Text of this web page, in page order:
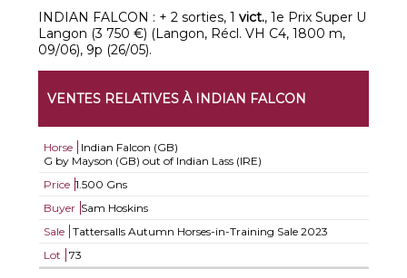
INDIAN FALCON : + 2 sorties, 1 vict., 1e Prix Super U
Langon (3 750 €) (Langon, Récl. VH C4, 1800 m,
09/06), 9p (26/05).
VENTES RELATIVES À INDIAN FALCON
Horse
Indian Falcon (GB)
G by Mayson (GB) out of Indian Lass (IRE)
Price 1.500 Gns
Buyer Sam Hoskins
Sale
Tattersalls Autumn Horses-in-Training Sale 2023
Lot
73